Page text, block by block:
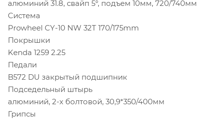
алюминий 31.8, свайп 5°, подъем 10мм, 720/740мм
Система
Prowheel CY-10 NW 32T 170/175mm
Покрышки
Kenda 1259 2.25
Педали
B572 DU закрытый подшипник
Подседельный штырь
алюминий, 2-х болтовой, 30,9*350/400мм
Грипсы